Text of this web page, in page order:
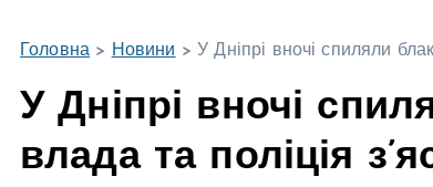
Головна > Новини > У Дніпрі вночі спиляли
У Дніпрі вночі
влада та поліція